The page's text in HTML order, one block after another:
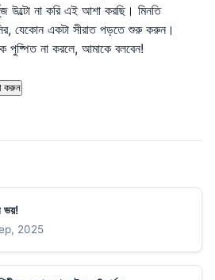
উল্টো না করি এই আশা করছি। মিনতি
যেকোন একটা সীরাত পড়তে শুরু করুন।
পুষ্পিত না করলে, আমাকে বলবেন!
করুন
ভয়!
2025